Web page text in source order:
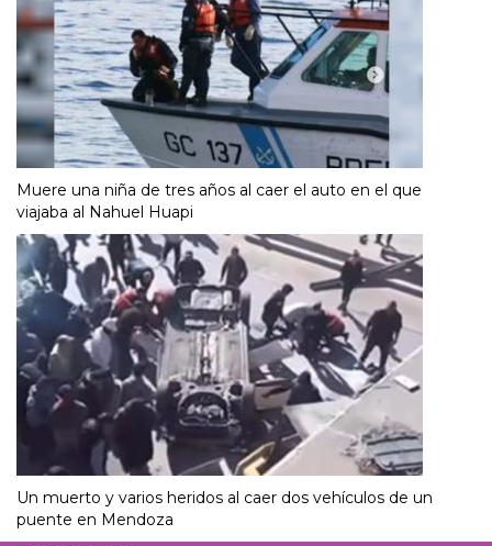
Muere una niña de tres años al caer el auto en el que
viajaba al Nahuel Huapi
Un muerto y varios heridos al caer dos vehículos de un
puente en Mendoza